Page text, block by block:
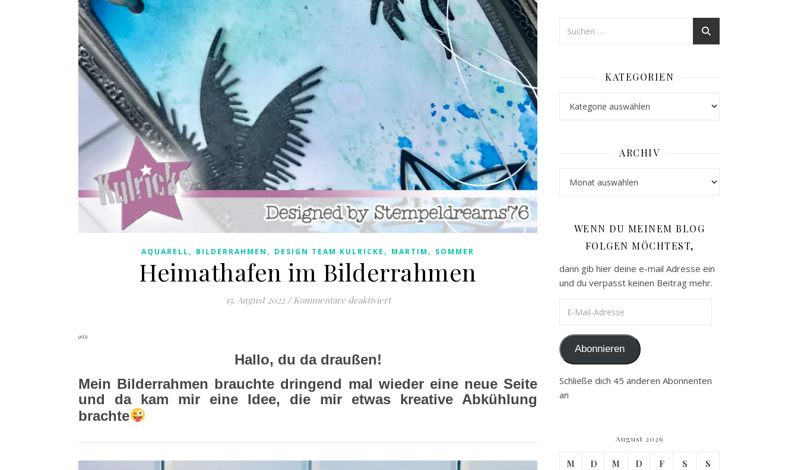
AQUARELL, BILDERRAHMEN , DESIGN TEAM KULRICKE , MARTIM , SOMMER
Heimathafen im Bilderrahmen
15. August 2022 / Kommentare deaktiviertfür Heimathafen im Bilderrahmen
(AD)
Hallo, du da draußen!
Mein Bilderrahmen brauchte dringend mal wieder eine neue Seite
und da kam mir eine Idee, die mir etwas kreative Abkühlung
brachte
KATEGORIEN
ARCHIV
WENN DU MEINEM BLOG
FOLGEN MÖCHTEST,
dann gib hier deine e-mail Adresse ein
und du verpasst keinen Beitrag mehr.
Abonnieren
Schließe dich 45 anderen Abonnenten
an
August 2026
M D M D F S S